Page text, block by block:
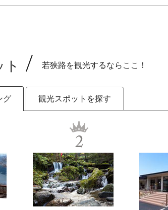
若狭路を観光するならここ！
グ 観光スポットを探す
2